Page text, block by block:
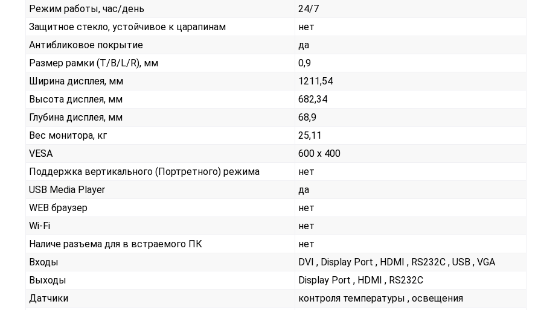
Режим работы, час/день
24/7
Защитное стекло, устойчивое к царапинам
нет
Антибликовое покрытие
да
Размер рамки (T/B/L/R), мм
0,9
Ширина дисплея, мм
1211,54
Высота дисплея, мм
682,34
Глубина дисплея, мм
68,9
Вес монитора, кг
25,11
VESA
600 x 400
Поддержка вертикального (Портретного) режима
нет
USB Media Player
да
WEB браузер
нет
Wi-Fi
нет
Наличе разъема для в встраемого ПК
нет
Входы
DVI , Display Port , HDMI , RS232С , USB , VGA
Выходы
Display Port , HDMI , RS232С
Датчики
контроля температуры , освещения